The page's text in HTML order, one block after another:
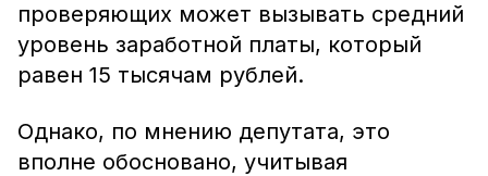
проверяющих может вызывать средний
уровень заработной платы, который
равен 15 тысячам рублей.
Однако, по мнению депутата, это
вполне обосновано, учитывая